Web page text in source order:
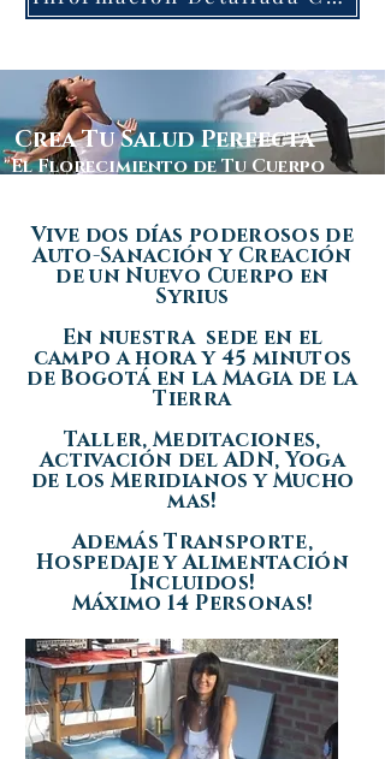
Crea Tu Salud Perfecta
"El Florecimiento de Tu Cuerpo
Vive dos días poderosos de
Auto-Sanación y Creación
de un Nuevo Cuerpo en
Syrius
En nuestra sede en el
campo a hora y 45 minutos
de Bogotá en la Magia de la
Tierra
Taller, Meditaciones,
Activación del ADN, Yoga
de los Meridianos y Mucho
mas!
Además Transporte,
Hospedaje y Alimentación
Incluidos!
Máximo 14 Personas!